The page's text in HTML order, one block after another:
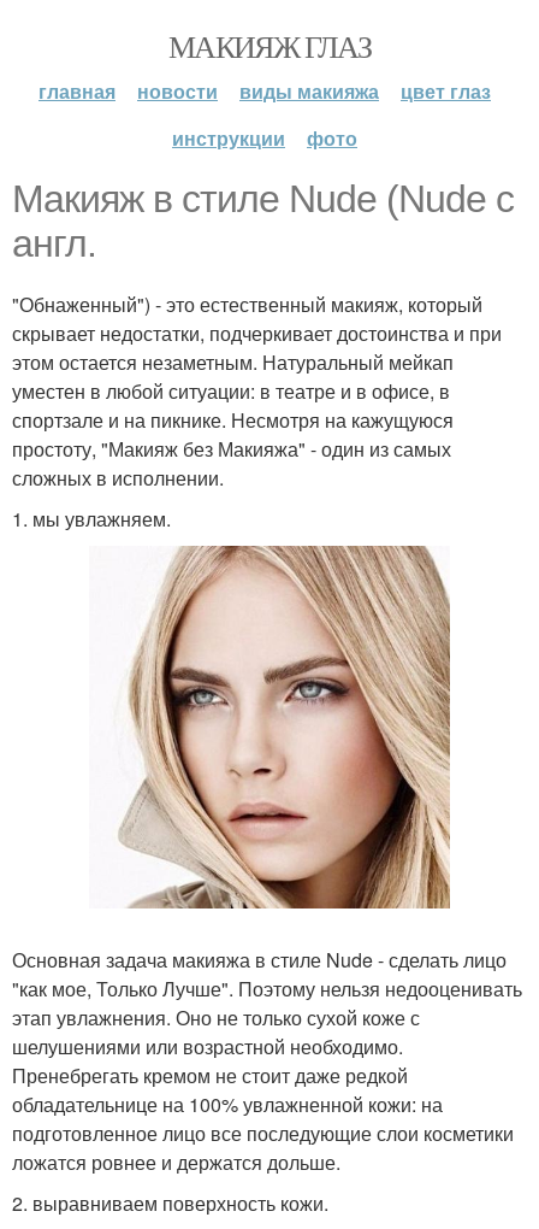
МАКИЯЖ ГЛАЗ
главная новости виды макияжа
цвет глаз
инструкции
фото
Макияж в стиле Nude (Nude с
англ.
"Обнаженный") - это естественный макияж, который
скрывает недостатки, подчеркивает достоинства и при
этом остается незаметным. Натуральный мейкап
уместен в любой ситуации: в театре и в офисе, в
спортзале и на пикнике. Несмотря на кажущуюся
простоту, "Макияж без Макияжа" - один из самых
сложных в исполнении.
1. мы увлажняем.
Основная задача макияжа в стиле Nude - сделать лицо
"как мое, Только Лучше". Поэтому нельзя недооценивать
этап увлажнения. Оно не только сухой коже с
шелушениями или возрастной необходимо.
Пренебрегать кремом не стоит даже редкой
обладательнице на 100% увлажненной кожи: на
подготовленное лицо все последующие слои косметики
ложатся ровнее и держатся дольше.
2. выравниваем поверхность кожи.